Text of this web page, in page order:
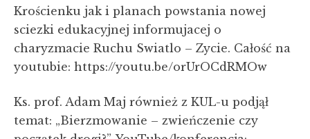
Krościenku jak i planach powstania nowej
sciezki edukacyjnej informujacej o
charyzmacie Ruchu Swiatlo – Zycie. Całość na
youtubie: https://youtu.be/orUrOCdRMOw
Ks. prof. Adam Maj również z KUL-u podjął
temat: „Bierzmowanie – zwieńczenie czy